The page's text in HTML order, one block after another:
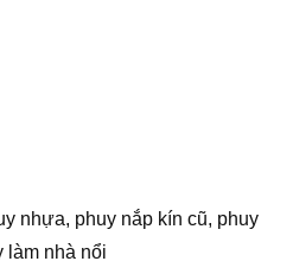
nhựa, phuy nắp kín cũ, phuy
làm nhà nổi